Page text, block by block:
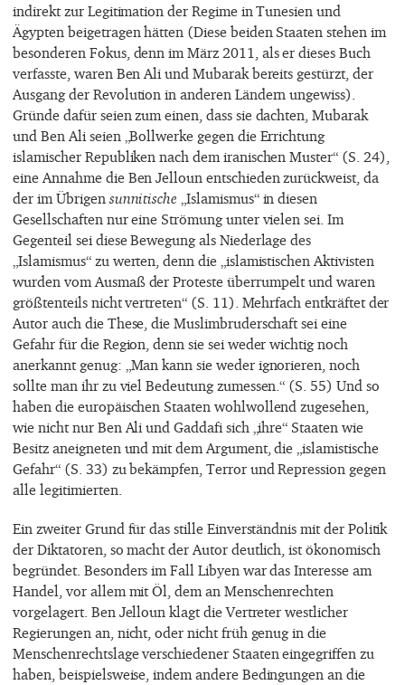
indirekt zur Legitimation der Regime in Tunesien und
Ägypten beigetragen hätten (Diese beiden Staaten stehen im
besonderen Fokus, denn im März 2011, als er dieses Buch
verfasste, waren Ben Ali und Mubarak bereits gestürzt, der
Ausgang der Revolution in anderen Ländern ungewiss).
Gründe dafür seien zum einen, dass sie dachten, Mubarak
und Ben Ali seien „Bollwerke gegen die Errichtung
islamischer Republiken nach dem iranischen Muster“ (S. 24),
eine Annahme die Ben Jelloun entschieden zurückweist, da
der im Übrigensunnitische „Islamismus“ in diesen
Gesellschaften nur eine Strömung unter vielen sei. Im
Gegenteil sei diese Bewegung als Niederlage des
„Islamismus“ zu werten, denn die „islamistischen Aktivisten
wurden vom Ausmaß der Proteste überrumpelt und waren
größtenteils nicht vertreten“ (S. 11). Mehrfach entkräftet der
Autor auch die These, die Muslimbruderschaft sei eine
Gefahr für die Region, denn sie sei weder wichtig noch
anerkannt genug: „Man kann sie weder ignorieren, noch
sollte man ihr zu viel Bedeutung zumessen.“ (S. 55) Und so
haben die europäischen Staaten wohlwollend zugesehen,
wie nicht nur Ben Ali und Gaddafi sich „ihre“ Staaten wie
Besitz aneigneten und mit dem Argument, die „islamistische
Gefahr“ (S. 33) zu bekämpfen, Terror und Repression gegen
alle legitimierten.
Ein zweiter Grund für das stille Einverständnis mit der Politik
der Diktatoren, so macht der Autor deutlich, ist ökonomisch
begründet. Besonders im Fall Libyen war das Interesse am
Handel, vor allem mit Öl, dem an Menschenrechten
vorgelagert. Ben Jelloun klagt die Vertreter westlicher
Regierungen an, nicht, oder nicht früh genug in die
Menschenrechtslage verschiedener Staaten eingegriffen zu
haben, beispielsweise, indem andere Bedingungen an die